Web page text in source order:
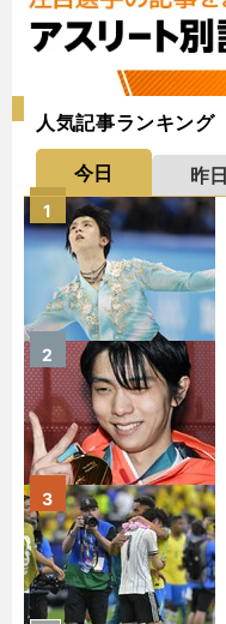
人気記事ランキング
今日 昨日
1
2
3